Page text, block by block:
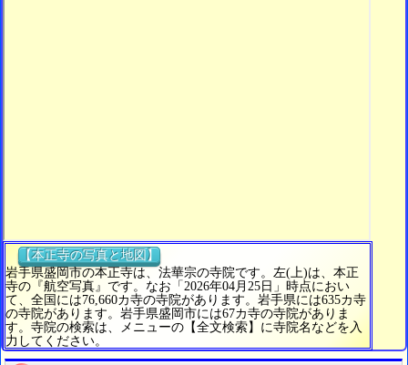
【本正寺の写真と地図】
岩手県盛岡市の本正寺は、法華宗の寺院です。左(上)は、本正
寺の『航空写真』です。なお「2026年04月25日」時点におい
て、全国には76,660カ寺の寺院があります。岩手県には635カ寺
の寺院があります。岩手県盛岡市には67カ寺の寺院がありま
す。寺院の検索は、メニューの【全文検索】に寺院名などを入
力してください。